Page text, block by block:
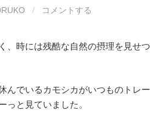
/ コメントする
、時には残酷な自然の摂理を見せつ
んでいるカモシカがいつものトレー
っと見ていました。